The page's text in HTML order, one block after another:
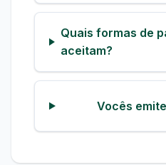
Quais formas de
aceitam?
Vocês